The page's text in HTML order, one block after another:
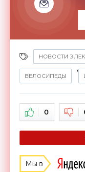
НОВОСТИ
ВЕЛОСИПЕДЫ
,
0
Мы в